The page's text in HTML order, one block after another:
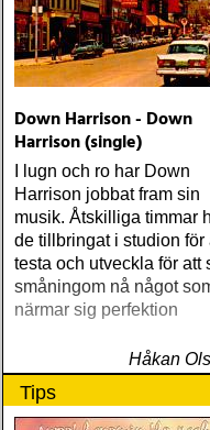
Down Harrison - Down
Harrison (single)
I lugn och ro har Down
Harrison jobbat fram sin
musik. Åtskilliga timmar
de tillbringat i studion för
testa och utveckla för att
småningom nå något
närmar sig perfektion
Håkan
Tips